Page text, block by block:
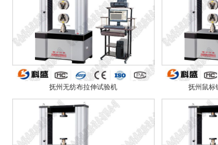
抚州无纺布拉伸试验机 抚州鼠标